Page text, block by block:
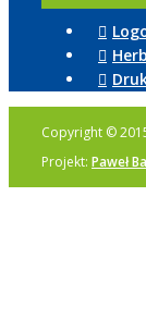
Herb
Copyright ©
Projekt: Paweł